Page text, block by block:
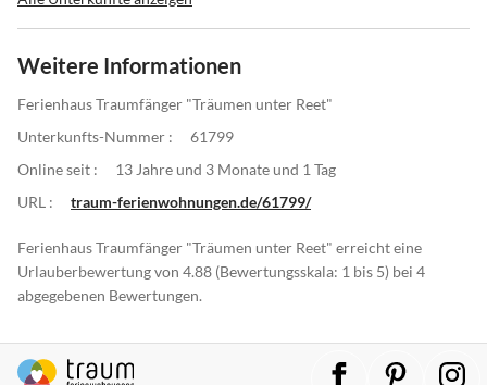
Weitere Informationen
Ferienhaus Traumfänger "Träumen unter Reet"
Unterkunfts-Nummer :
61799
Online seit :
13 Jahre und 3 Monate und 1 Tag
URL :
traum-ferienwohnungen.de/61799/
Ferienhaus Traumfänger "Träumen unter Reet" erreicht eine
Urlauberbewertung von 4.88 (Bewertungsskala: 1 bis 5) bei 4
abgegebenen Bewertungen.